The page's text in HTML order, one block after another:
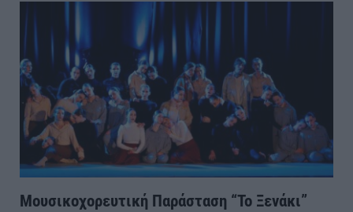
Μουσικοχορευτική Παράσταση “Το Ξενάκι”